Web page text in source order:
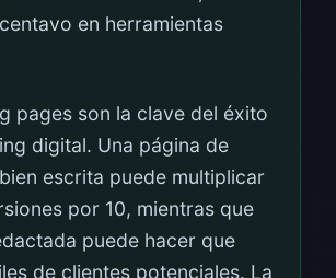
en herramientas
pages son la clave del éxito
digital. Una página de
escrita puede multiplicar
por 10, mientras que
puede hacer que
de clientes potenciales. La